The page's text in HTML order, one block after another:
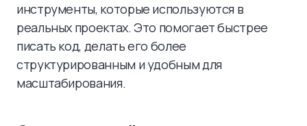
инструменты, которые используются в
реальных проектах. Это помогает быстрее
писать код, делать его более
структурированным и удобным для
масштабирования.